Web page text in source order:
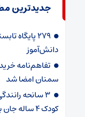
جدیدترین
دانش‌آموز
سمنان امضا شد
۳ سانحه
کودک ۴ ساله جان باخت